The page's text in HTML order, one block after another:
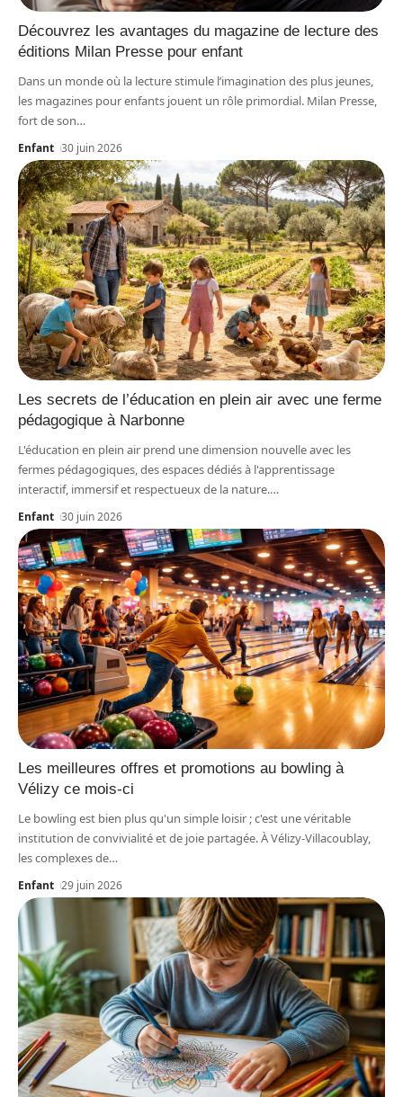
Découvrez les avantages du magazine de lecture des
éditions Milan Presse pour enfant
Dans un monde où la lecture stimule l’imagination des plus jeunes,
les magazines pour enfants jouent un rôle primordial. Milan Presse,
fort de son…
Enfant 30 juin 2026
Les secrets de l’éducation en plein air avec une ferme
pédagogique à Narbonne
L'éducation en plein air prend une dimension nouvelle avec les
fermes pédagogiques, des espaces dédiés à l'apprentissage
interactif, immersif et respectueux de la nature.…
Enfant 30 juin 2026
Les meilleures offres et promotions au bowling à
Vélizy ce mois-ci
Le bowling est bien plus qu'un simple loisir ; c'est une véritable
institution de convivialité et de joie partagée. À Vélizy-Villacoublay,
les complexes de…
Enfant 29 juin 2026